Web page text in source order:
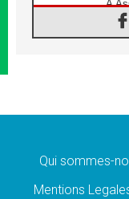
À
«La
Qui sommes-
Mentions